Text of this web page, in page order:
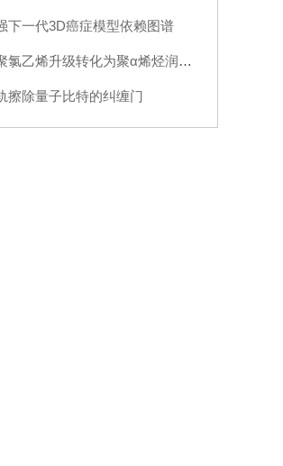
下一代3D癌症模型依赖图谱
氯乙烯升级转化为聚α烯烃润滑剂
擦除量子比特的纠缠门